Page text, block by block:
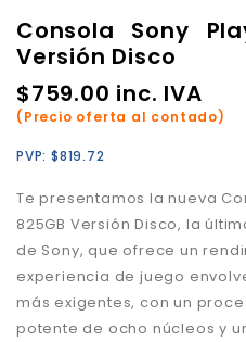
Consola Sony
Versión Disco
$759.00 inc. IVA
(Precio oferta al contado)
PVP: $819.72
Te presentamos la nueva
825GB Versión Disco, la
de Sony, que ofrece un
experiencia de juego
más exigentes, con un
potente de ocho núcleos y